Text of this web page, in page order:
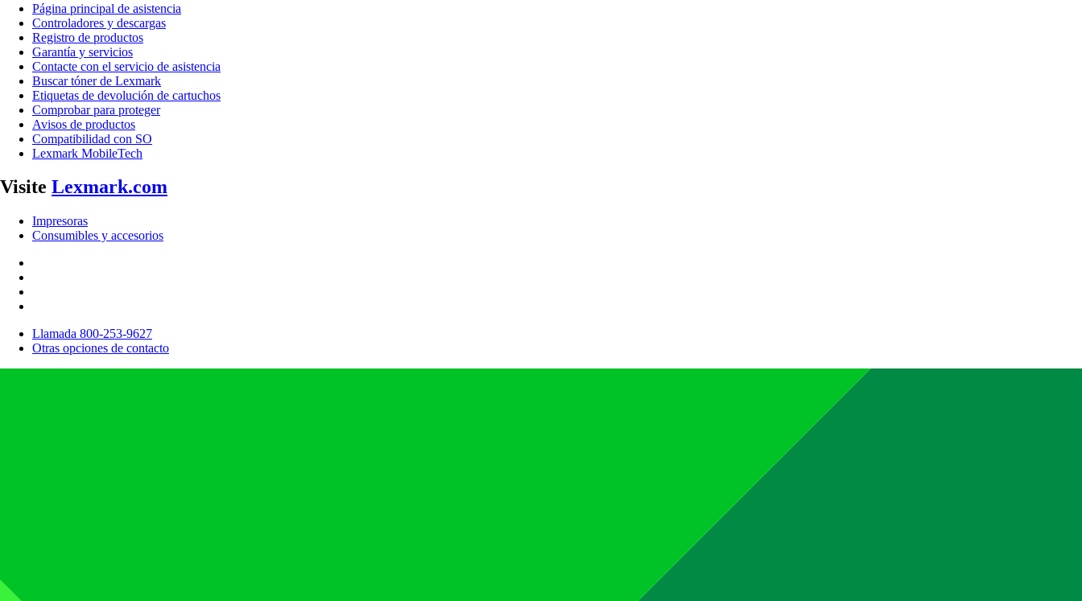
Página principal de asistencia
Controladores y descargas
Registro de productos
Garantía y servicios
Contacte con el servicio de asistencia
Buscar tóner de Lexmark
Etiquetas de devolución de cartuchos
Comprobar para proteger
Avisos de productos
Compatibilidad con SO
Lexmark MobileTech
Visite Lexmark.com
Impresoras
Consumibles y accesorios
Llamada 800-253-9627
Otras opciones de contacto